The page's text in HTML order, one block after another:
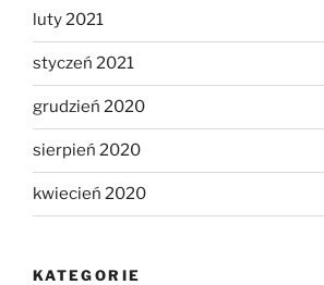
luty 2021
styczeń 2021
grudzień 2020
sierpień 2020
kwiecień 2020
KATEGORIE